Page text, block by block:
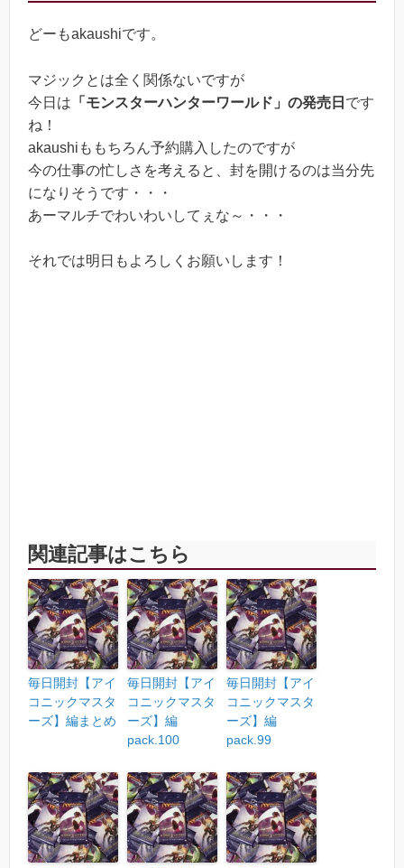
どーもakaushiです。
マジックとは全く関係ないですが
今日は 「モンスターハンターワールド」の発売日 です
ね！
akaushiももちろん予約購入したのですが
今の仕事の忙しさを考えると、封を開けるのは当分先
になりそうです・・・
あーマルチでわいわいしてぇな～・・・
それでは明日もよろしくお願いします！
関連記事はこちら
毎日開封【アイ
コニックマスタ
ーズ】編まとめ
毎日開封【アイ
コニックマスタ
ーズ】編
pack.100
毎日開封【アイ
コニックマスタ
ーズ】編
pack.99